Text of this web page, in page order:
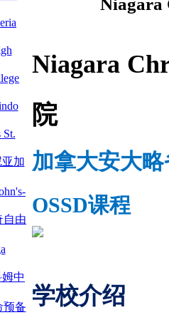
亚加
自由
姆中
预备
Niagara
Niagara
院
加拿大安大略
OSSD课程
学校介绍